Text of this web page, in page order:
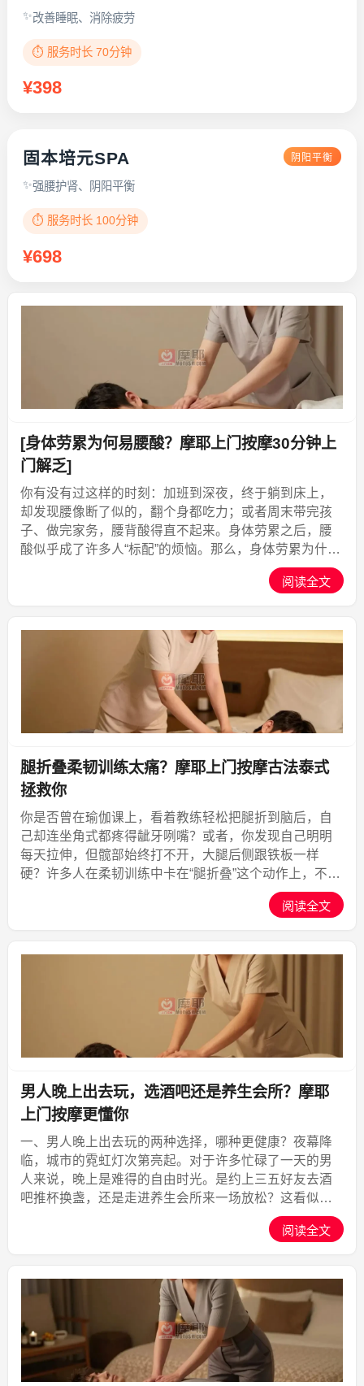
改善睡眠、消除疲劳
⏱️ 服务时长 70分钟
¥398
固本培元SPA 阴阳平衡
强腰护肾、阴阳平衡
⏱️ 服务时长 100分钟
¥698
[身体劳累为何易腰酸？摩耶上门按摩30分钟上
门解乏]
你有没有过这样的时刻：加班到深夜，终于躺到床上，
却发现腰像断了似的，翻个身都吃力；或者周末带完孩
子、做完家务，腰背酸得直不起来。身体劳累之后，腰
酸似乎成了许多人“标配”的烦恼。那么，身体劳累为什么
容易腰酸？这背后其实藏着肌肉、经络和脏腑的多重联
系。想要真正缓解腰酸，不能只靠硬扛，更需要一次专
阅读全文
腿折叠柔韧训练太痛？摩耶上门按摩古法泰式
拯救你
你是否曾在瑜伽课上，看着教练轻松把腿折到脑后，自
己却连坐角式都疼得龇牙咧嘴？或者，你发现自己明明
每天拉伸，但髋部始终打不开，大腿后侧跟铁板一样
硬？许多人在柔韧训练中卡在“腿折叠”这个动作上，不是
因为不够努力，而是肌肉和筋膜太紧张。这时候，一次
专业的古法泰式按摩，就能帮你突破瓶颈。今天，我们
阅读全文
男人晚上出去玩，选酒吧还是养生会所？摩耶
上门按摩更懂你
一、男人晚上出去玩的两种选择，哪种更健康？夜幕降
临，城市的霓虹灯次第亮起。对于许多忙碌了一天的男
人来说，晚上是难得的自由时光。是约上三五好友去酒
吧推杯换盏，还是走进养生会所来一场放松？这看似简
单的选择，背后藏着对生活品质的不同追求。酒吧的喧
嚣与酒精的刺激，确实能带来短暂的兴奋，但第二天可
阅读全文